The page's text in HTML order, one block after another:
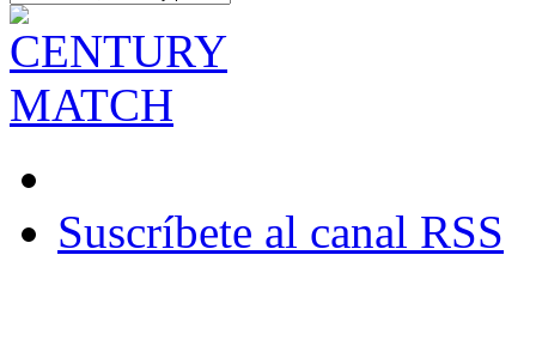
Suscríbete al canal RSS